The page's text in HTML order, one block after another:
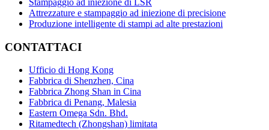
Attrezzature e stampaggio ad iniezione di precisione
Produzione intelligente di stampi ad alte prestazioni
CONTATTACI
Ufficio di Hong Kong
Fabbrica di Shenzhen, Cina
Fabbrica Zhong Shan in Cina
Fabbrica di Penang, Malesia
Eastern Omega Sdn. Bhd.
Ritamedtech (Zhongshan) limitata